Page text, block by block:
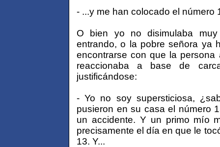
- ...y me han colocado el número
O bien yo no disimulaba
entrando, o la pobre señora ya
encontrarse con que la
reaccionaba a base de
justificándose:
- Yo no soy supersticiosa,
pusieron en su casa el número
un accidente. Y un primo mío
precisamente el día en que le
13. Y...